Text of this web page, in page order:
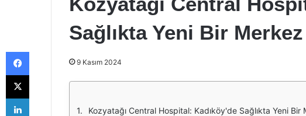
Sağlıkta Yeni Bir Merkez
9 Kasım 2024
Kozyatağı Central Hospital: Kadıköy'de Sağlıkta Yeni Bir
Facebook
X
LinkedIn